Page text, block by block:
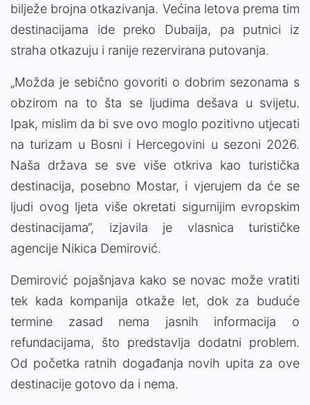
bilježe brojna otkazivanja. Većina letova prema tim
destinacijama ide preko Dubaija, pa putnici iz
straha otkazuju i ranije rezervirana putovanja.
„Možda je sebično govoriti o dobrim sezonama s
obzirom na to šta se ljudima dešava u svijetu.
Ipak, mislim da bi sve ovo moglo pozitivno utjecati
na turizam u Bosni i Hercegovini u sezoni 2026.
Naša država se sve više otkriva kao turistička
destinacija, posebno Mostar, i vjerujem da će se
ljudi ovog ljeta više okretati sigurnijim evropskim
destinacijama“, izjavila je vlasnica turističke
agencije Nikica Demirović.
Demirović pojašnjava kako se novac može vratiti
tek kada kompanija otkaže let, dok za buduće
termine zasad nema jasnih informacija o
refundacijama, što predstavlja dodatni problem.
Od početka ratnih događanja novih upita za ove
destinacije gotovo da i nema.